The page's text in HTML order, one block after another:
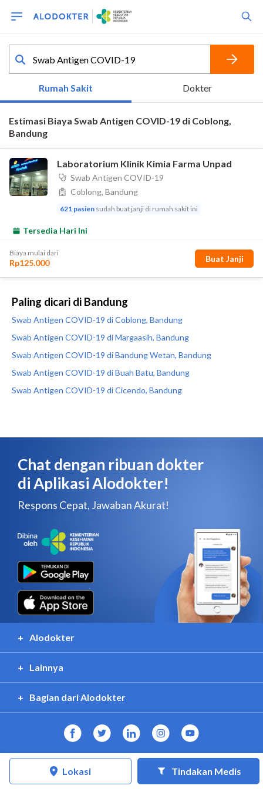
Paling dicari di Bandung
Swab Antigen COVID-19 di Coblong, Bandung
Swab Antigen COVID-19 di Margaasih, Bandung
Swab Antigen COVID-19 di Bandung Wetan, Bandung
Swab Antigen COVID-19 di Buah Batu, Bandung
Swab Antigen COVID-19 di Cicendo, Bandung